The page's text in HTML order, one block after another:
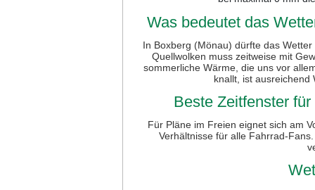
Was bedeutet das
In Boxberg (Mönau) dürfte das
Quellwolken muss zeitweise mit
sommerliche Wärme, die uns vor
knallt, ist ausreichend
Beste Zeitfenster
Für Pläne im Freien eignet sich am
Verhältnisse für alle Fahrrad-